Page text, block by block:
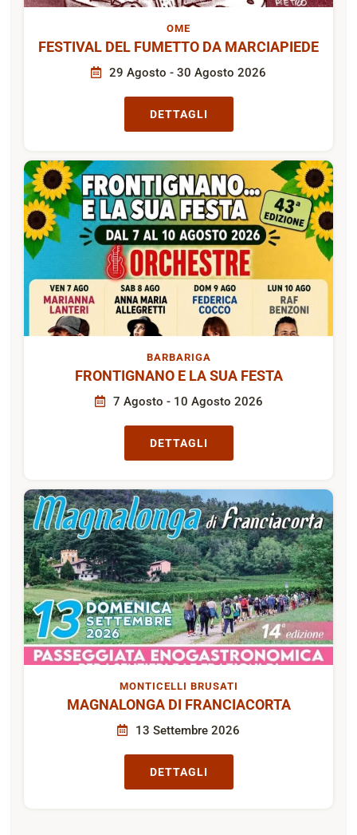
OME
FESTIVAL DEL FUMETTO DA MARCIAPIEDE
29 Agosto - 30 Agosto 2026
DETTAGLI
BARBARIGA
FRONTIGNANO E LA SUA FESTA
7 Agosto - 10 Agosto 2026
DETTAGLI
MONTICELLI BRUSATI
MAGNALONGA DI FRANCIACORTA
13 Settembre 2026
DETTAGLI